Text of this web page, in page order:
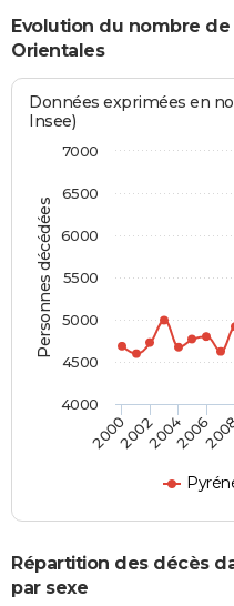
Evolution du nombre
Orientales
Personnes décédées
Données exprimées en
Insee)
2000200220042006
4000
4500
5000
5500
6000
6500
7000
Répartition des décès
par sexe